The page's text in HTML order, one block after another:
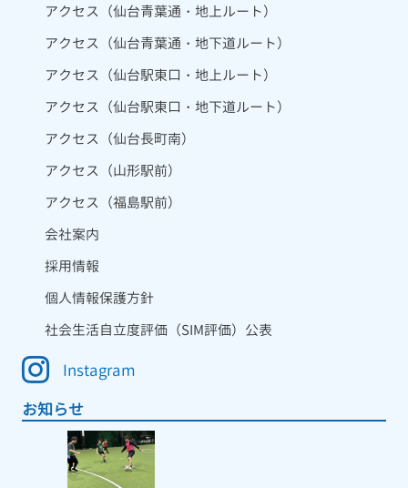
アクセス（仙台青葉通・地上ルート）
アクセス（仙台青葉通・地下道ルート）
アクセス（仙台駅東口・地上ルート）
アクセス（仙台駅東口・地下道ルート）
アクセス（仙台長町南）
アクセス（山形駅前）
アクセス（福島駅前）
会社案内
採用情報
個人情報保護方針
社会生活自立度評価（SIM評価）公表
Instagram
お知らせ